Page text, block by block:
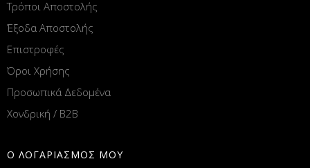
Τρόποι Αποστολής
Έξοδα Αποστολής
Επιστροφές
Όροι Χρήσης
Προσωπικά Δεδομένα
Χονδρική / B2B
Ο ΛΟΓΑΡΙΑΣΜΟΣ ΜΟΥ